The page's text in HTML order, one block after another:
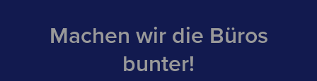
Machen wir die Büros
bunter!